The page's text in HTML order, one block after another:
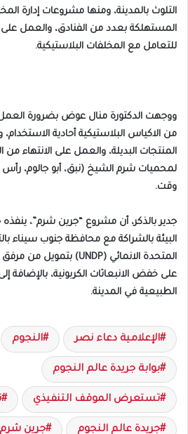
التلوث بالمدينة، ومنها مشروعات إدارة
المستهلكة بعدد من الفنادق، والعمل على
للتعامل مع المخلفات البلاستيكية.
ووجهت الدكتورة منال عوض بضرورة
من الاكياس البلاستيكية أحادية الاستخدام،
المنتجات البديلة، والعمل على الانتهاء
لمحميات شرم الشيخ (نبق، أبو جالوم،
وقت.
جدير بالذكر، أن مشروع “جرين شرم”، ينفذه
البيئة بالشراكة مع محافظة جنوب سيناء
على خفض الانبعاثات الكربونية، بالإضافة
الطبيعية في المدينة.
الإعلامية دعاء نصر النجوم
بوابة جريدة عالم النجوم
تستعرض الموقف التنفيذي
جريدة عالم النجوم جرين شرم